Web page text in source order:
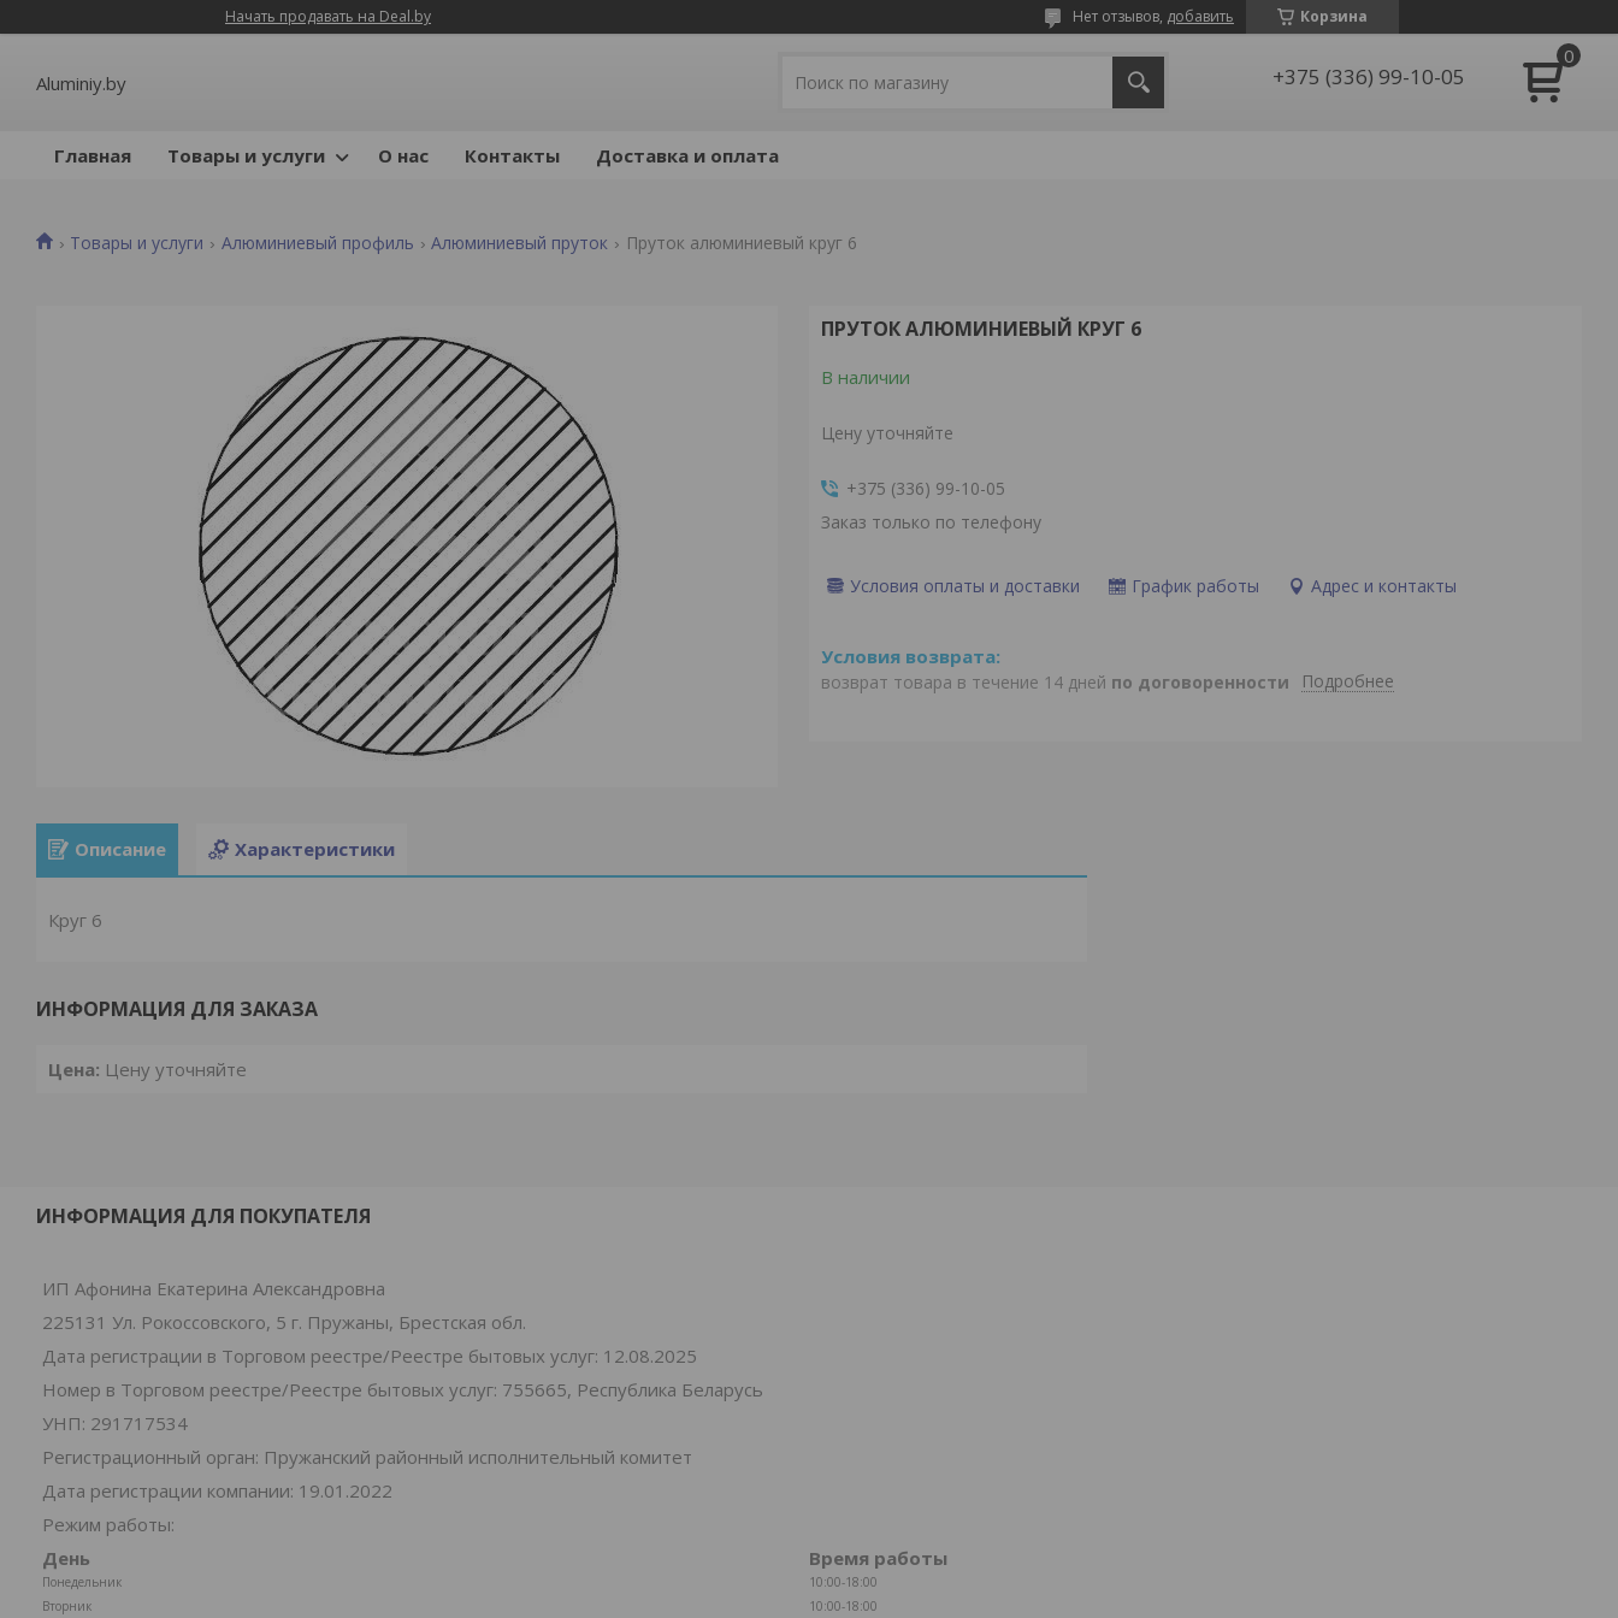
Начать продавать на Deal.by Корзина
Нет отзывов, добавить
Aluminiy.by +375 (336) 99-10-05
Главная Товары и услуги О нас Контакты Доставка и оплата
Товары и услуги Алюминиевый профиль Алюминиевый пруток Пруток алюминиевый круг 6
ПРУТОК АЛЮМИНИЕВЫЙ КРУГ 6
В наличии
Цену уточняйте
+375 (336) 99-10-05
Заказ только по телефону
Условия оплаты и доставки График работы Адрес и контакты
возврат товара в течение 14 дней по договоренности Подробнее
Описание Характеристики
Круг 6
ИНФОРМАЦИЯ ДЛЯ ЗАКАЗА
Цена: Цену уточняйте
ИНФОРМАЦИЯ ДЛЯ ПОКУПАТЕЛЯ
ИП Афонина Екатерина Александровна
225131 Ул. Рокоссовского, 5 г. Пружаны, Брестская обл.
Дата регистрации в Торговом реестре/Реестре бытовых услуг: 12.08.2025
Номер в Торговом реестре/Реестре бытовых услуг: 755665, Республика Беларусь
УНП: 291717534
Регистрационный орган: Пружанский районный исполнительный комитет
Дата регистрации компании: 19.01.2022
Режим работы:
День
Время работы
Понедельник
10:00-18:00
Вторник
10:00-18:00